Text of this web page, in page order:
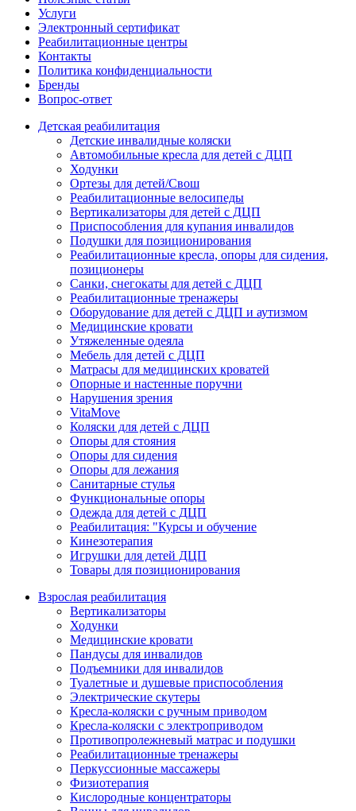
Услуги
Электронный сертификат
Реабилитационные центры
Контакты
Политика конфиденциальности
Бренды
Вопрос-ответ
Детская реабилитация
Детские инвалидные коляски
Автомобильные кресла для детей с ДЦП
Ходунки
Ортезы для детей/Свош
Реабилитационные велосипеды
Вертикализаторы для детей с ДЦП
Приспособления для купания инвалидов
Подушки для позиционирования
Реабилитационные кресла, опоры для сидения,
позиционеры
Санки, снегокаты для детей с ДЦП
Реабилитационные тренажеры
Оборудование для детей с ДЦП и аутизмом
Медицинские кровати
Утяжеленные одеяла
Мебель для детей с ДЦП
Матрасы для медицинских кроватей
Опорные и настенные поручни
Нарушения зрения
VitaMove
Коляски для детей с ДЦП
Опоры для стояния
Опоры для сидения
Опоры для лежания
Санитарные стулья
Функциональные опоры
Одежда для детей с ДЦП
Реабилитация: "Курсы и обучение
Кинезотерапия
Игрушки для детей ДЦП
Товары для позиционирования
Взрослая реабилитация
Вертикализаторы
Ходунки
Медицинские кровати
Пандусы для инвалидов
Подъемники для инвалидов
Туалетные и душевые приспособления
Электрические скутеры
Кресла-коляски с ручным приводом
Кресла-коляски с электроприводом
Противопролежневый матрас и подушки
Реабилитационные тренажеры
Перкуссионные массажеры
Физиотерапия
Кислородные концентраторы